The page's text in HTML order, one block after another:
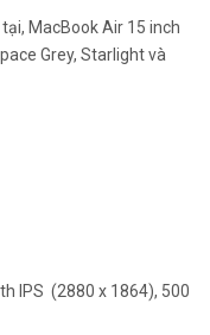
MacBook Air 15 inch
Grey, Starlight và
IPS (2880 x 1864), 500